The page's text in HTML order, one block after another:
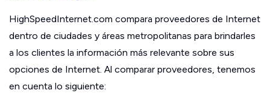
HighSpeedInternet.com compara proveedores de Internet
dentro de ciudades y áreas metropolitanas para brindarles
a los clientes la información más relevante sobre sus
opciones de Internet. Al comparar proveedores, tenemos
en cuenta lo siguiente: